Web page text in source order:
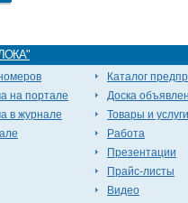
на портале
в журнале
Каталог
Доска
Товары и услуги
Работа
Презентации
Прайс-листы
Видео